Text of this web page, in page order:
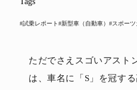
#試乗レポート#新型車（自動車） #スポーツ
ただでさえスゴいアスト
は、車名に「S」を冠す